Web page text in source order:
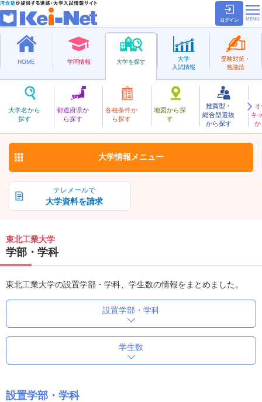
ログイン
HOME 学問情報 大学を探す
大学名から
探す
都道府県か
ら探す
各種条件か
ら探す
地図から探
す
推薦型・
総合型選抜
から探す
キ
か
大学
入試情報
受験対策・
勉強法
私立
とうほくこうぎょう
東北工業大学 お気に入り
テレメールで
大学資料を請求
大学情報 メニュー
東北工業大学
学部・学科
東北工業大学の設置学部・学科、学生数の情報をまとめました。
設置学部・学科
学生数
設置学部・学科